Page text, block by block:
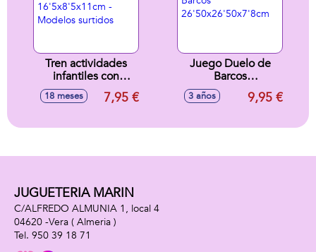
Tren actividades
infantiles con
sonidos
16'5x8'5x11cm -
18 meses 7,95 €
Juego Duelo de
Barcos
26'50x26'50x7'8cm
3 años 9,95 €
JUGUETERIA MARIN
C/ALFREDO ALMUNIA 1, local 4
04620 -Vera ( Almeria )
950 39 18 71